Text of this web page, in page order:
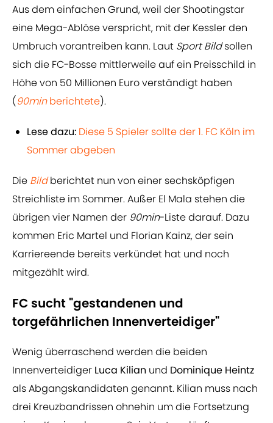
Aus dem einfachen Grund, weil der Shootingstar
eine Mega-Ablöse verspricht, mit der Kessler den
Umbruch vorantreiben kann. Laut Sport Bildsollen
sich die FC-Bosse mittlerweile auf ein Preisschild in
Höhe von 50 Millionen Euro verständigt haben
(90minberichtete).
Lese dazu: Diese 5 Spieler sollte der 1. FC Köln im
Sommer abgeben
Die Bildberichtet nun von einer sechsköpfigen
Streichliste im Sommer. Außer El Mala stehen die
übrigen vier Namen der 90min-Liste darauf. Dazu
kommen Eric Martel und Florian Kainz, der sein
Karriereende bereits verkündet hat und noch
mitgezählt wird.
FC sucht "gestandenen und
torgefährlichen Innenverteidiger"
Wenig überraschend werden die beiden
Innenverteidiger Luca Kilian und Dominique Heintz
als Abgangskandidaten genannt. Kilian muss nach
drei Kreuzbandrissen ohnehin um die Fortsetzung